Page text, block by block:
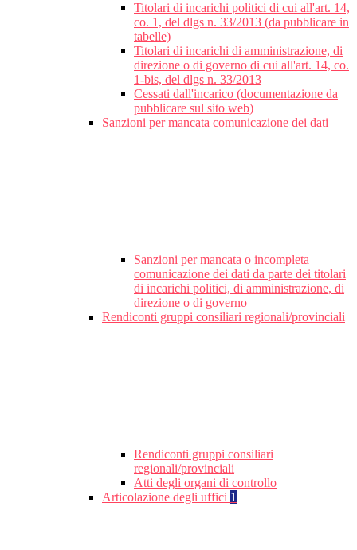
Titolari di incarichi politici di cui all'art. 14,
co. 1, del dlgs n. 33/2013 (da pubblicare in
tabelle)
Titolari di incarichi di amministrazione, di
direzione o di governo di cui all'art. 14, co.
1-bis, del dlgs n. 33/2013
Cessati dall'incarico (documentazione da
pubblicare sul sito web)
Sanzioni per mancata comunicazione dei dati
Sanzioni per mancata o incompleta
comunicazione dei dati da parte dei titolari
di incarichi politici, di amministrazione, di
direzione o di governo
Rendiconti gruppi consiliari regionali/provinciali
Rendiconti gruppi consiliari
regionali/provinciali
Atti degli organi di controllo
Articolazione degli uffici 1